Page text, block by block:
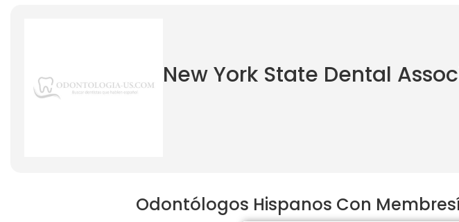
New York State Dental
Odontólogos Hispanos Con